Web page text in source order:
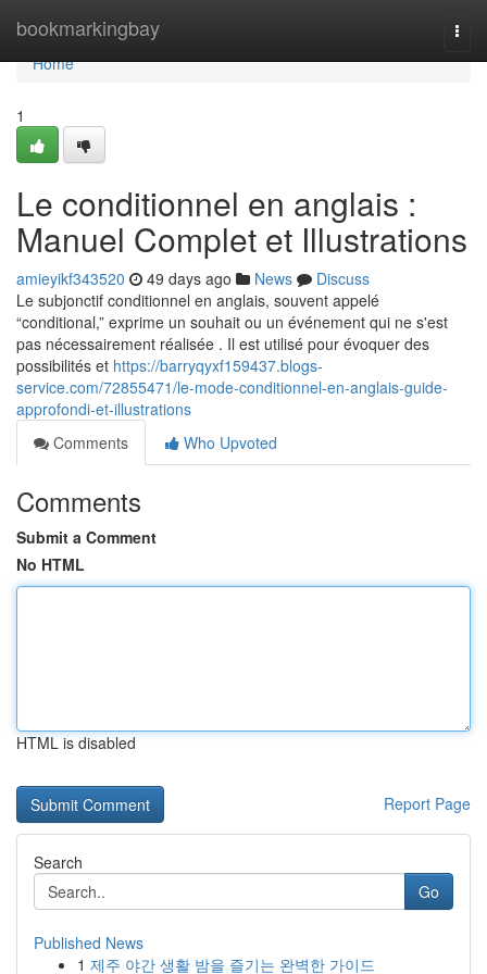
bookmarkingbay
Home
Home
1
Le conditionnel en anglais :
Manuel Complet et Illustrations
amieyikf343520 49 days ago News
Discuss
Le subjonctif conditionnel en anglais, souvent appelé
“conditional,” exprime un souhait ou un événement qui ne s'est
pas nécessairement réalisée . Il est utilisé pour évoquer des
possibilités et https://barryqyxf159437.blogs-
service.com/72855471/le-mode-conditionnel-en-anglais-guide-
approfondi-et-illustrations
Comments
Who Upvoted
Comments
Submit a Comment
No HTML
HTML is disabled
Report Page
Search
Go
Published News
1 제주 야간 생활 밤을 즐기는 완벽한 가이드